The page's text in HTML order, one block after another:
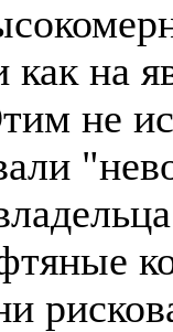
на
не